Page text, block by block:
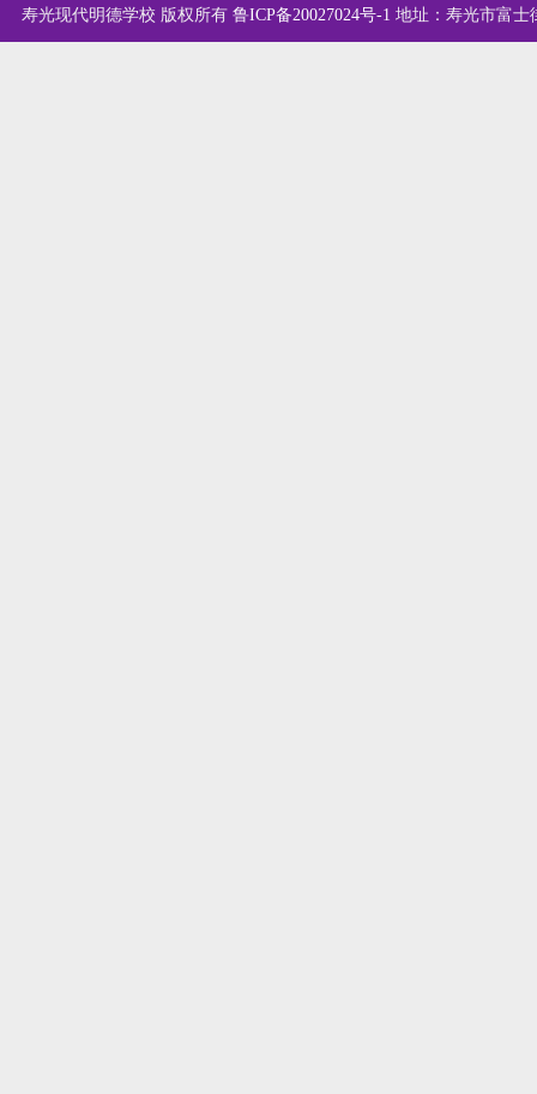
寿光现代明德学校 版权所有 鲁ICP备20027024号-1 地址：寿光市富士